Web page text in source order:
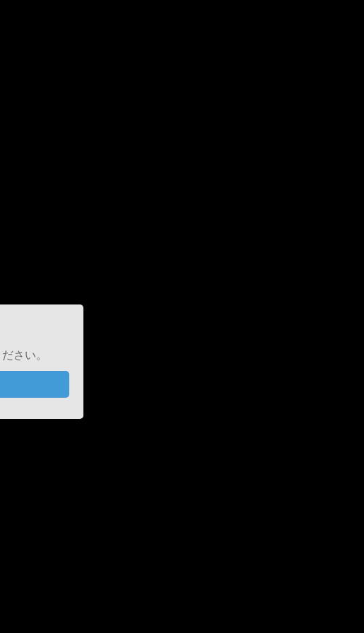
さい。